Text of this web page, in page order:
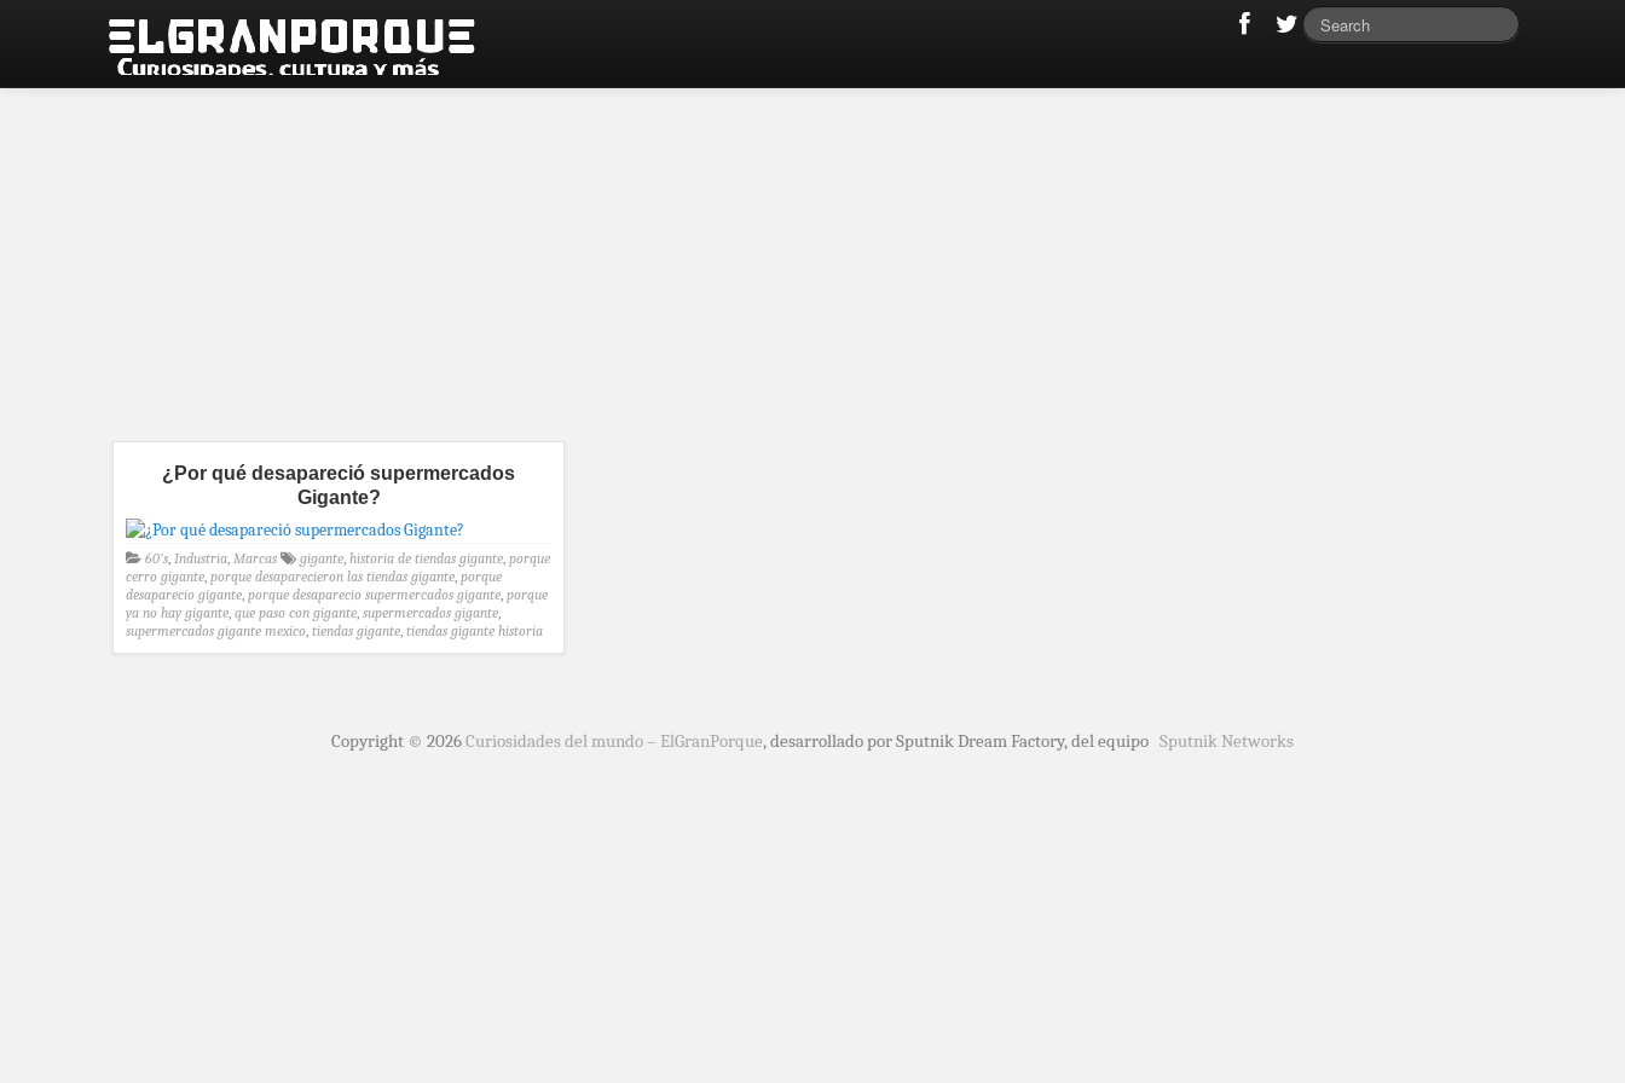
¿Por qué desapareció supermercados
Gigante?
60's, Industria, Marcas gigante, historia de tiendas gigante, porque
cerro gigante, porque desaparecieron las tiendas gigante, porque
desaparecio gigante, porque desaparecio supermercados gigante, porque
ya no hay gigante, que paso con gigante, supermercados gigante,
supermercados gigante mexico, tiendas gigante, tiendas gigante historia
Copyright © 2026Curiosidades del mundo – ElGranPorque, desarrollado por Sputnik Dream Factory, del equipo Sputnik Networks